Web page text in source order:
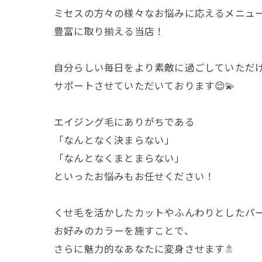
ミセスの方々の様々なお悩みに応えるメニュ
豊富に取り揃える当店！
自分らしい毎日をより素敵に過ごしていただ
サポートさせていただいております😌💫
エイジング毛にありがちである
「なんとなく決まらない」
「なんとなくまとまらない」
といったお悩みもお任せください！
くせ毛を活かしたカットやふんわりとしたパー
お好みのカラーを施すことで、
さらに魅力的なあなたに変身させます🚿